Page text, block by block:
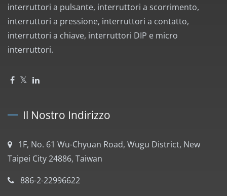
interruttori a pulsante, interruttori a scorrimento,
interruttori a pressione, interruttori a contatto,
interruttori a chiave, interruttori DIP e micro
interruttori.
Il Nostro Indirizzo
1F, No. 61 Wu-Chyuan Road, Wugu District, New
Taipei City 24886, Taiwan
886-2-22996622